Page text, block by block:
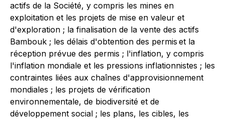
actifs de la Société, y compris les mines en
exploitation et les projets de mise en valeur et
d'exploration ; la finalisation de la vente des actifs
Bambouk ; les délais d'obtention des permis et la
réception prévue des permis ; l'inflation, y compris
l'inflation mondiale et les pressions inflationnistes ; les
contraintes liées aux chaînes d'approvisionnement
mondiales ; les projets de vérification
environnementale, de biodiversité et de
développement social ; les plans, les cibles, les